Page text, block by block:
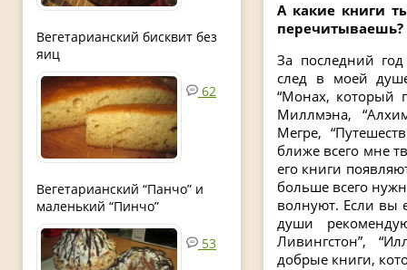
Вегетарианский бисквит без
яиц
62
Вегетарианский “Панчо” и
маленький “Пинчо”
53
А какие книги
перечитываешь?
За последний
след в моей
“Монах, который
Миллмэна,
Мегре,
ближе всего мне
его книги
больше всего
волнуют. Если вы
души
Ливингстон”,
добрые книги,